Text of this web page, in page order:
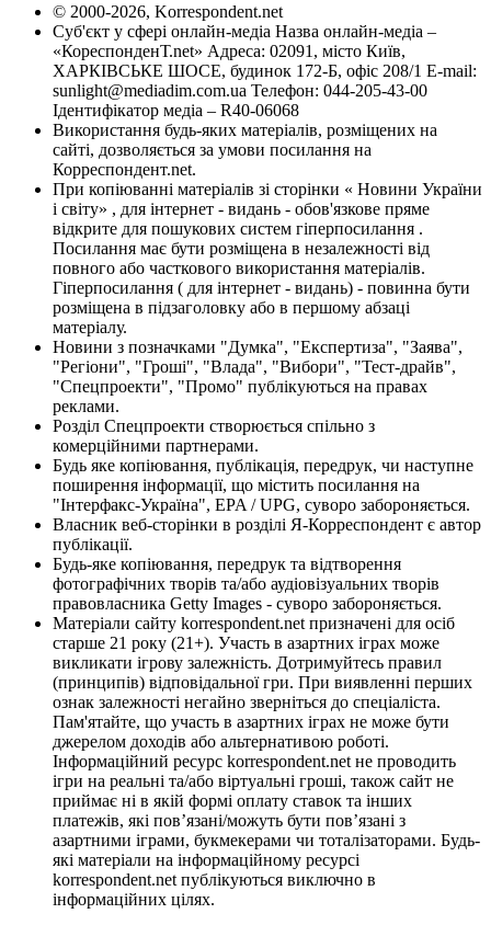
© 2000-2026, Korrespondent.net
Суб'єкт у сфері онлайн-медіа Назва онлайн-медіа –
«КореспонденТ.net» Адреса: 02091, місто Київ,
ХАРКІВСЬКЕ ШОСЕ, будинок 172-Б, офіс 208/1 E-mail:
sunlight@mediadim.com.ua Телефон: 044-205-43-00
Ідентифікатор медіа – R40-06068
Використання будь-яких матеріалів, розміщених на
сайті, дозволяється за умови посилання на
Корреспондент.net.
При копіюванні матеріалів зі сторінки « Новини України
і світу» , для інтернет - видань - обов'язкове пряме
відкрите для пошукових систем гіперпосилання .
Посилання має бути розміщена в незалежності від
повного або часткового використання матеріалів.
Гіперпосилання ( для інтернет - видань) - повинна бути
розміщена в підзаголовку або в першому абзаці
матеріалу.
Новини з позначками "Думка", "Експертиза", "Заява",
"Регіони", "Гроші", "Влада", "Вибори", "Тест-драйв",
"Спецпроекти", "Промо" публікуються на правах
реклами.
Розділ Спецпроекти створюється спільно з
комерційними партнерами.
Будь яке копіювання, публікація, передрук, чи наступне
поширення інформації, що містить посилання на
"Інтерфакс-Україна", EPA / UPG, суворо забороняється.
Власник веб-сторінки в розділі Я-Корреспондент є автор
публікації.
Будь-яке копіювання, передрук та відтворення
фотографічних творів та/або аудіовізуальних творів
правовласника Getty Images - суворо забороняється.
Матеріали сайту korrespondent.net призначені для осіб
старше 21 року (21+). Участь в азартних іграх може
викликати ігрову залежність. Дотримуйтесь правил
(принципів) відповідальної гри. При виявленні перших
ознак залежності негайно зверніться до спеціаліста.
Пам'ятайте, що участь в азартних іграх не може бути
джерелом доходів або альтернативою роботі.
Інформаційний ресурс korrespondent.net не проводить
ігри на реальні та/або віртуальні гроші, також сайт не
приймає ні в якій формі оплату ставок та інших
платежів, які пов’язані/можуть бути пов’язані з
азартними іграми, букмекерами чи тоталізаторами. Будь-
які матеріали на інформаційному ресурсі
korrespondent.net публікуються виключно в
інформаційних цілях.